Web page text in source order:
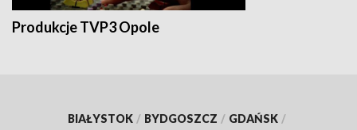
Produkcje TVP3 Opole
BIAŁYSTOK / BYDGOSZCZ / GDAŃSK /